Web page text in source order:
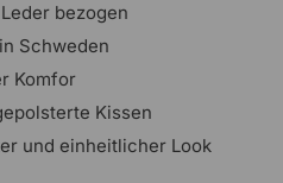
bezogen
Schweden
Komfor
Kissen
und einheitlicher Look